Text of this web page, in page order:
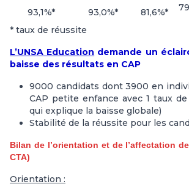
93,1%*
93,0%* 81,6%*
* taux de réussite
L’UNSA Education demande un
baisse des résultats en CAP
9000 candidats dont 3900 en
CAP petite enfance avec 1 taux
qui explique la baisse globale)
Stabilité de la réussite pour les
Bilan de l’orientation et de l’affectation
CTA)
Orientation :